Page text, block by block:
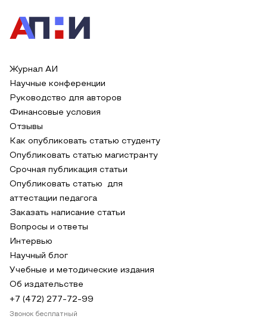
Журнал АИ
Научные конференции
Руководство для авторов
Финансовые условия
Отзывы
Как опубликовать статью студенту
Опубликовать статью магистранту
Срочная публикация статьи
Опубликовать статью для
аттестации педагога
Заказать написание статьи
Вопросы и ответы
Интервью
Научный блог
Учебные и методические издания
Об издательстве
+7 (472) 277-72-99
Звонок бесплатный